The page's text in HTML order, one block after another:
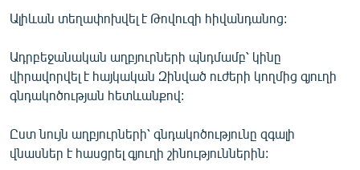
English
Русский
ՀԵՏԵՎԵՔ ՄԵԶ
Ալիևան տեղափոխվել է Թովուզի հիվանդանոց:
Ադրբեջանական աղբյուրների պնդմամբ՝ կինը
վիրավորվել է հայկական Զինված ուժերի կողմից գյուղի
գնդակոծության հետևանքով:
Ըստ նույն աղբյուրների՝ գնդակոծությունը զգալի
վնասներ է հասցրել գյուղի շինություններին: